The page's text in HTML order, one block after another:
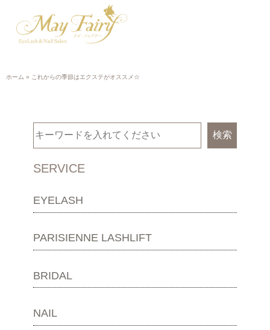
ホーム » これからの季節はエクステがオススメ☆
検索
SERVICE
EYELASH
PARISIENNE LASHLIFT
BRIDAL
NAIL